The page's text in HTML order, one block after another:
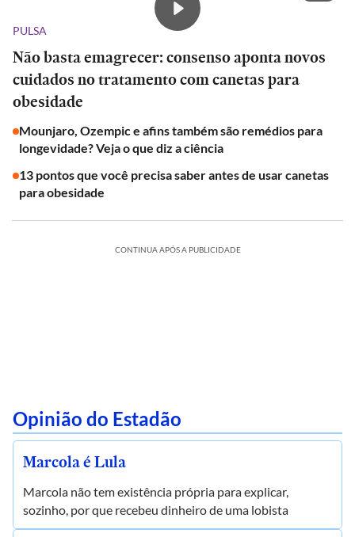
PULSA
Não basta emagrecer: consenso aponta novos
cuidados no tratamento com canetas para
obesidade
Mounjaro, Ozempic e afins também são remédios para
longevidade? Veja o que diz a ciência
13 pontos que você precisa saber antes de usar canetas
para obesidade
CONTINUA APÓS A PUBLICIDADE
Opinião do Estadão
Marcola é Lula
Marcola não tem existência própria para explicar,
sozinho, por que recebeu dinheiro de uma lobista